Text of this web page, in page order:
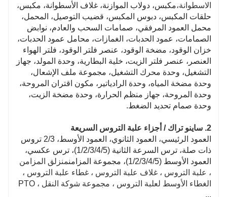
الاسطوانة،مكبس، دولاب الموازنة، غلاف الأسطوانة، مكبس،
حلقات المكبس، دبوس المكبس، قضيب التوصيل، المحمل،
محمل العمود المرفقي، صمامات السحب والعادم، نوابض
الصمامات، عمود الحدبات، الغمازات، محامل عمود الحدبات،
خزان الوقود، مضخة الوقود، عنصر فلتر الوقود، فلتر الهواء
العنصر، عنصر فلتر الزيت، خلية البطارية، وحدة المولد، جهاز
التشغيل، وحدة محرك التشغيل، مجموعة ملف الإشعال،
وحدة مضخة المياه، وحدة الرادياتير، مكون اقتران المروحة،
وحدة المروحة، جهاز منظم الحرارة، وحدة مضخة الزيت،
وحدة صمام تحديد الضغط.
2. ساينو تراك / أجزاء علبة التروس السريعة
العمود الرئيسي، العمود الثانوي، العمود الأوسط، 2/3 تروس
ذات صلة، ترس السرعة الثانية (1/2/3/4/5)، ترس عكسي،
العمود الأوسط (1/2/3/4/5)، مجموعة المزامن
منزلق المزامن
، علبة التروس ، غلاف علبة التروس ، غطاء علبة التروس ،
الغطاء الأوسط لعلبة التروس ، مجموعة شوكة النقل ، PTO
...